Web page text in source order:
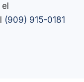
(909) 915-0181